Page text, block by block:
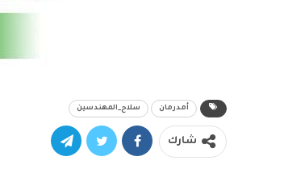
أمدرمان سلاح_المهندسين
شارك